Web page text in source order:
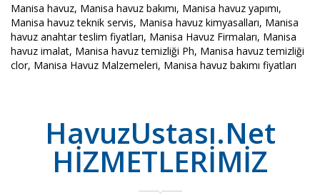
Manisa havuz, Manisa havuz bakımı, Manisa havuz yapımı,
Manisa havuz teknik servis, Manisa havuz kimyasalları, Manisa
havuz anahtar teslim fiyatları, Manisa Havuz Firmaları, Manisa
havuz imalat, Manisa havuz temizliği Ph, Manisa havuz temizliği
clor, Manisa Havuz Malzemeleri, Manisa havuz bakımı fiyatları
HavuzUstası.Net
HİZMETLERİMİZ